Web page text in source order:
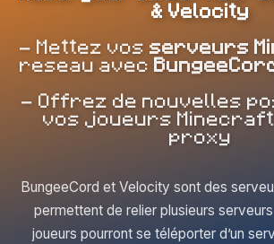
& Velocity
- Mettez vos serveurs
reseau avec
- Offrez de nouvelles
vos joueurs Minecraft
proxy
BungeeCord et Velocity sont des
permettent de relier plusieurs
joueurs pourront se téléporter d’un